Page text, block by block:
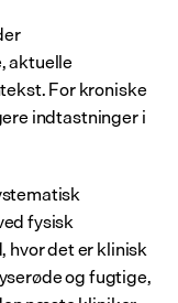
aktuelle
For kroniske
indtastninger i
fysisk
hvor det er klinisk
og fugtige,